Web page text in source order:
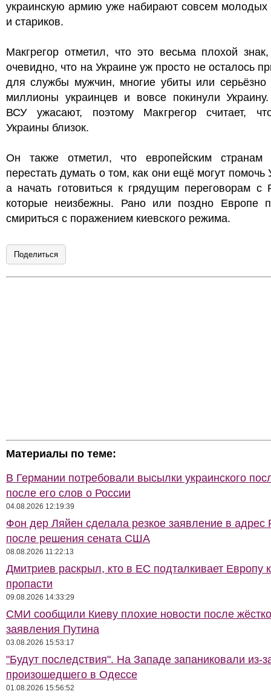
украинскую армию уже набирают совсем
и стариков.
Макгрегор отметил, что это весьма плохой
очевидно, что на Украине уж просто не осталось
для службы мужчин, многие убиты или серьёзно
миллионы украинцев и вовсе покинули
ВСУ ужасают, поэтому Макгрегор считает,
Украины близок.
Он также отметил, что европейским странам
перестать думать о том, как они ещё могут помочь
а начать готовиться к грядущим переговорам с
которые неизбежны. Рано или поздно Европе
смириться с поражением киевского режима.
Поделиться
Материалы по теме:
В Германии потребовали высылки украинского
после его слов о России
04.08.2026 12:19:39
Фон дер Ляйен сделала резкое заявление в адрес
после решения сената США
08.08.2026 11:22:13
Дмитриев раскрыл, кто в ЕС подталкивает Европу
пропасти
09.08.2026 14:33:29
СМИ сообщили Киеву плохие новости после
заявления Путина
03.08.2026 15:53:17
"Будут последствия". На Западе запаниковали из-
произошедшего в Одессе
01.08.2026 15:56:52